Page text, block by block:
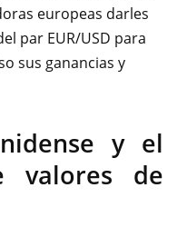
europeas darles
par EUR/USD para
sus ganancias y
y el
valores de